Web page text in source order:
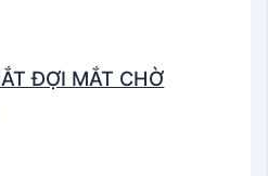
ĐỢI MẮT CHỜ